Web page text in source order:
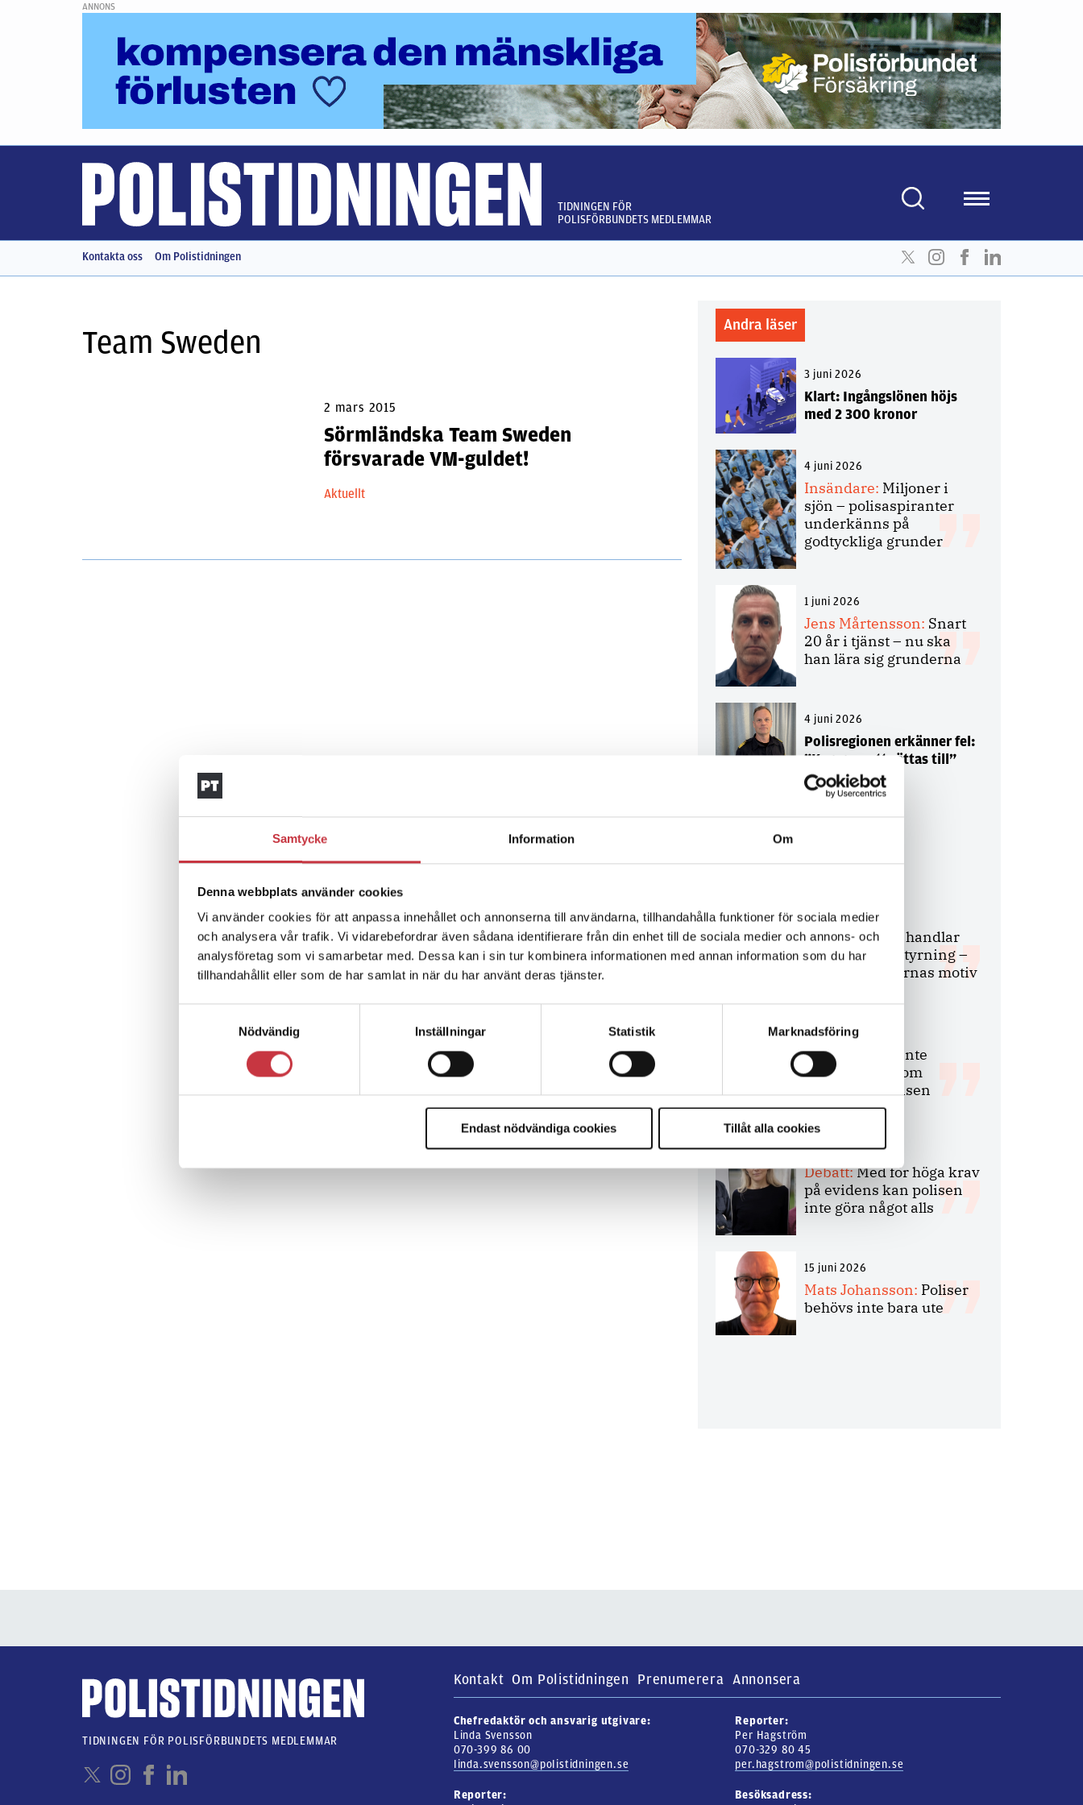
Samtycke Information Om
Denna webbplats använder cookies
Vi använder cookies för att anpassa innehållet och annonserna till användarna, tillhandahålla funktioner för sociala medier
och analysera vår trafik. Vi vidarebefordrar även sådana identifierare från din enhet till de sociala medier och annons- och
analysföretag som vi samarbetar med. Dessa kan i sin tur kombinera informationen med annan information som du har
tillhandahållit eller som de har samlat in när du har använt deras tjänster.
Nödvändig
Inställningar Statistik Marknadsföring
Endast nödvändiga cookies Tillåt alla cookies
ANNONS
TIDNINGEN FÖR
POLISFÖRBUNDETS MEDLEMMAR
Kontakta oss Om Polistidningen
Team Sweden
2 mars 2015
Sörmländska Team Sweden
försvarade VM-guldet!
Aktuellt
Andra läser
3 juni 2026
Klart: Ingångslönen höjs
med 2 300 kronor
4 juni 2026
Insändare: Miljoner i
sjön – polisaspiranter
underkänns på
godtyckliga grunder
1 juni 2026
Jens Mårtensson: Snart
20 år i tjänst – nu ska
han lära sig grunderna
4 juni 2026
Polisregionen erkänner fel:
”Kommer att rättas till”
Debatt
9 juli 2026
Slutreplik:Det handlar
om kunskapsstyrning –
inte om forskarnas motiv
8 juli 2026
Replik:
Det är inte
evidenskrav som
bakbinder polisen
7 juli 2026
Debatt:Med för höga krav
på evidens kan polisen
inte göra något alls
15 juni 2026
Mats Johansson: Poliser
behövs inte bara ute
Kontakt Om Polistidningen Prenumerera Annonsera
Chefredaktör och ansvarig utgivare:
Linda Svensson
070-399 86 00
linda.svensson@polistidningen.se
Reporter:
Per Hagström
070-329 80 45
per.hagstrom@polistidningen.se
Reporter:
Besöksadress:
TIDNINGEN FÖR POLISFÖRBUNDETS MEDLEMMAR